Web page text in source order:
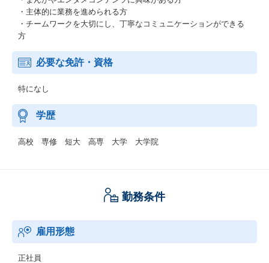
・主体的に業務を進められる方
・チームワークを大切にし、丁寧なコミュニケーションができる
方
必要な免許・資格
特になし
学歴
高校 専修 短大 高専 大学 大学院
勤務条件
雇用形態
正社員